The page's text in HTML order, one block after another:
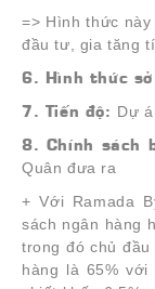
=> Hình thức
đầu tư, gia tăng
6. Hình thức sở
7. Tiến độ: Dự
8. Chính sách
Quân đưa ra
+ Với Ramada
sách ngân hàng
trong đó chủ
hàng là 65%